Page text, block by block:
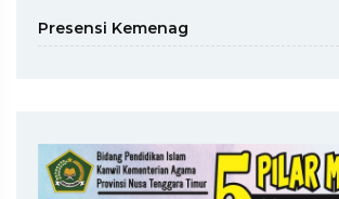
Presensi Kemenag